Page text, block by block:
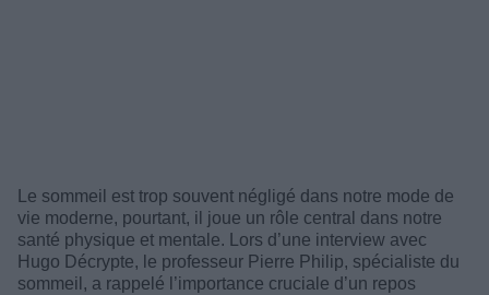
Le sommeil est trop souvent négligé dans notre mode de
vie moderne, pourtant, il joue un rôle central dans notre
santé physique et mentale. Lors d’une interview avec
Hugo Décrypte, le professeur Pierre Philip, spécialiste du
sommeil, a rappelé l’importance cruciale d’un repos